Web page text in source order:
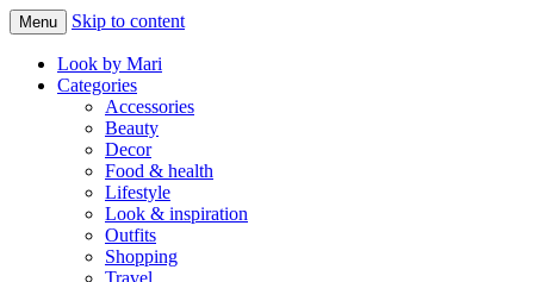
LOOK BY MARI
Makeup & beauty blog
Menu Skip to content
Look by Mari
Categories
Accessories
Beauty
Decor
Food & health
Lifestyle
Look & inspiration
Outfits
Shopping
Travel